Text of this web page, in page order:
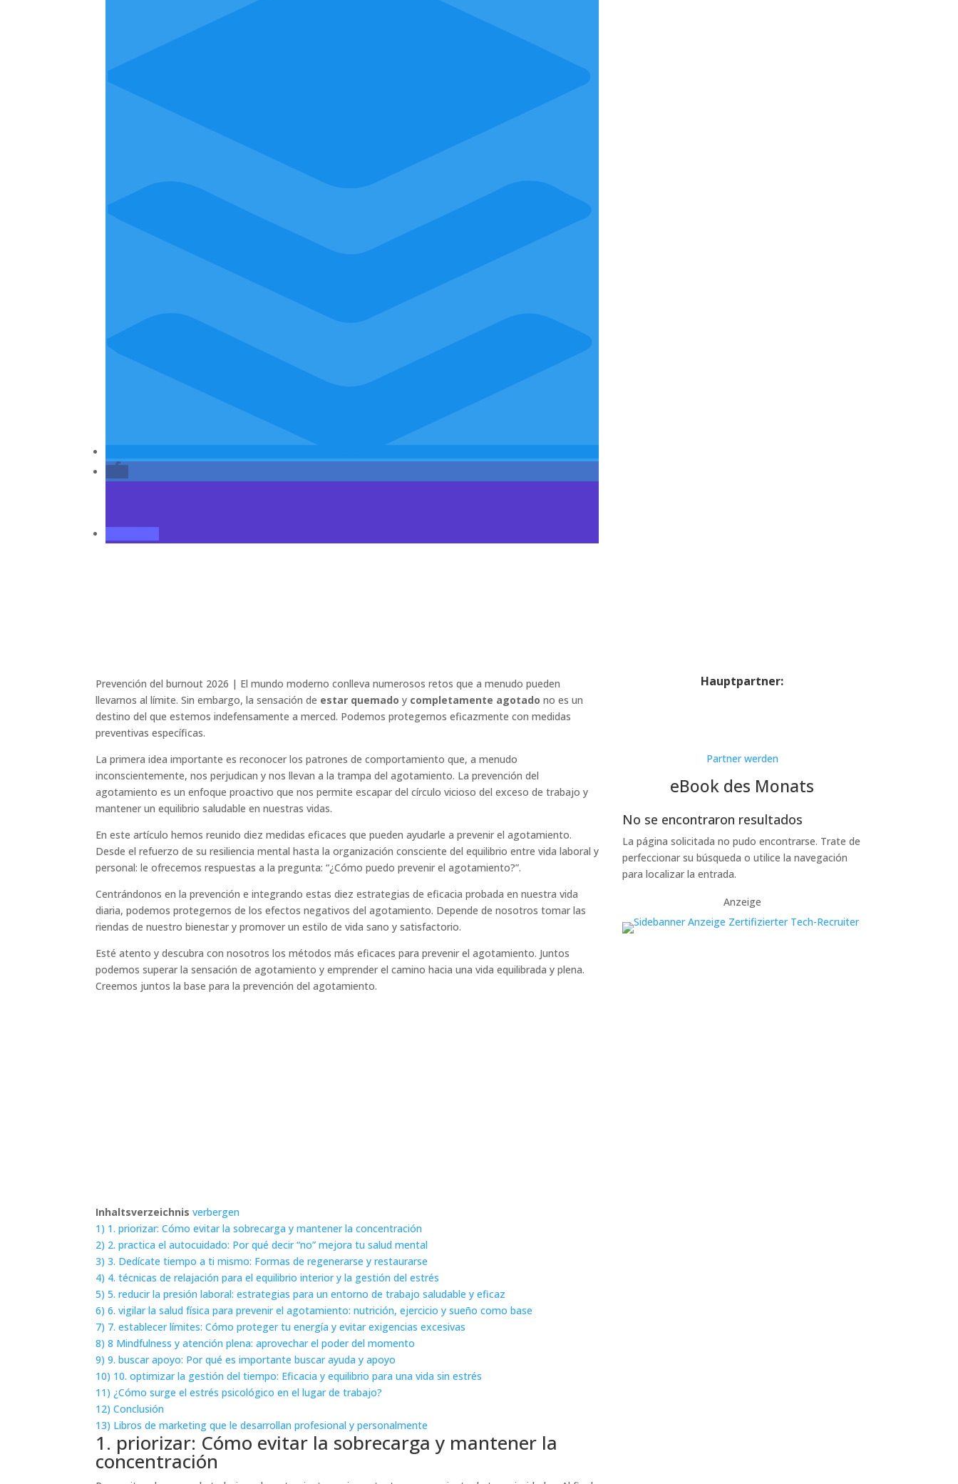
Prevención del burnout 2026 | El mundo moderno conlleva numerosos retos que a menudo pueden
llevarnos al límite. Sin embargo, la sensación de estar quemado y completamente agotado no es un
destino del que estemos indefensamente a merced. Podemos protegernos eficazmente con medidas
preventivas específicas.
La primera idea importante es reconocer los patrones de comportamiento que, a menudo
inconscientemente, nos perjudican y nos llevan a la trampa del agotamiento. La prevención del
agotamiento es un enfoque proactivo que nos permite escapar del círculo vicioso del exceso de trabajo y
mantener un equilibrio saludable en nuestras vidas.
En este artículo hemos reunido diez medidas eficaces que pueden ayudarle a prevenir el agotamiento.
Desde el refuerzo de su resiliencia mental hasta la organización consciente del equilibrio entre vida laboral y
personal: le ofrecemos respuestas a la pregunta: “¿Cómo puedo prevenir el agotamiento?”.
Centrándonos en la prevención e integrando estas diez estrategias de eficacia probada en nuestra vida
diaria, podemos protegernos de los efectos negativos del agotamiento. Depende de nosotros tomar las
riendas de nuestro bienestar y promover un estilo de vida sano y satisfactorio.
Esté atento y descubra con nosotros los métodos más eficaces para prevenir el agotamiento. Juntos
podemos superar la sensación de agotamiento y emprender el camino hacia una vida equilibrada y plena.
Creemos juntos la base para la prevención del agotamiento.
Inhaltsverzeichnis verbergen
1) 1. priorizar: Cómo evitar la sobrecarga y mantener la concentración
2) 2. practica el autocuidado: Por qué decir “no” mejora tu salud mental
3) 3. Dedícate tiempo a ti mismo: Formas de regenerarse y restaurarse
4) 4. técnicas de relajación para el equilibrio interior y la gestión del estrés
5) 5. reducir la presión laboral: estrategias para un entorno de trabajo saludable y eficaz
6) 6. vigilar la salud física para prevenir el agotamiento: nutrición, ejercicio y sueño como base
7) 7. establecer límites: Cómo proteger tu energía y evitar exigencias excesivas
8) 8 Mindfulness y atención plena: aprovechar el poder del momento
9) 9. buscar apoyo: Por qué es importante buscar ayuda y apoyo
10) 10. optimizar la gestión del tiempo: Eficacia y equilibrio para una vida sin estrés
11) ¿Cómo surge el estrés psicológico en el lugar de trabajo?
12) Conclusión
13) Libros de marketing que le desarrollan profesional y personalmente
1. priorizar: Cómo evitar la sobrecarga y mantener la
concentración
Hauptpartner:
Partner werden
eBook des Monats
No se encontraron resultados
La página solicitada no pudo encontrarse. Trate de
perfeccionar su búsqueda o utilice la navegación
para localizar la entrada.
Anzeige